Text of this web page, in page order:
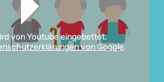
von Youtube eingebettet.
von Google.